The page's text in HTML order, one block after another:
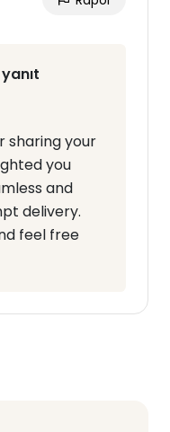
sharing your
you
and
delivery.
feel free